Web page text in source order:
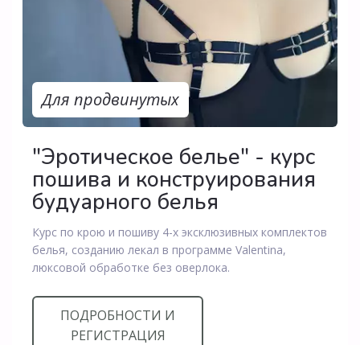
"Эротическое белье" - курс
пошива и конструирования
будуарного белья
Для продвинутых
Курс по крою и пошиву 4-х эксклюзивных комплектов
белья, созданию лекал в программе Valentina,
люксовой обработке без оверлока.
ПОДРОБНОСТИ И
РЕГИСТРАЦИЯ